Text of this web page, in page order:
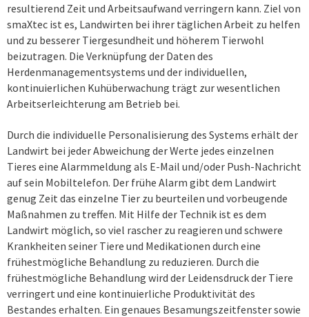
resultierend Zeit und Arbeitsaufwand verringern kann. Ziel von
smaXtec ist es, Landwirten bei ihrer täglichen Arbeit zu helfen
und zu besserer Tiergesundheit und höherem Tierwohl
beizutragen. Die Verknüpfung der Daten des
Herdenmanagementsystems und der individuellen,
kontinuierlichen Kuhüberwachung trägt zur wesentlichen
Arbeitserleichterung am Betrieb bei.
Durch die individuelle Personalisierung des Systems erhält der
Landwirt bei jeder Abweichung der Werte jedes einzelnen
Tieres eine Alarmmeldung als E-Mail und/oder Push-Nachricht
auf sein Mobiltelefon. Der frühe Alarm gibt dem Landwirt
genug Zeit das einzelne Tier zu beurteilen und vorbeugende
Maßnahmen zu treffen. Mit Hilfe der Technik ist es dem
Landwirt möglich, so viel rascher zu reagieren und schwere
Krankheiten seiner Tiere und Medikationen durch eine
frühestmögliche Behandlung zu reduzieren. Durch die
frühestmögliche Behandlung wird der Leidensdruck der Tiere
verringert und eine kontinuierliche Produktivität des
Bestandes erhalten. Ein genaues Besamungszeitfenster sowie